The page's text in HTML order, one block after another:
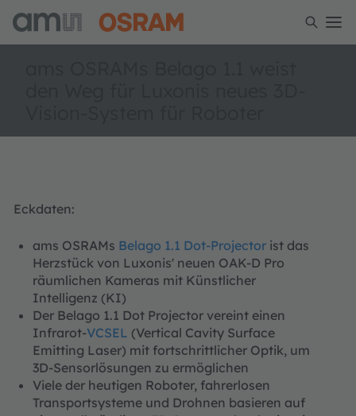
Eckdaten:
ams OSRAMs Belago 1.1 Dot-Projector ist das
Herzstück von Luxonis' neuen OAK-D Pro
räumlichen Kameras mit Künstlicher
Intelligenz (KI)
Der Belago 1.1 Dot Projector vereint einen
Infrarot-VCSEL (Vertical Cavity Surface
Emitting Laser) mit fortschrittlicher Optik, um
3D-Sensorlösungen zu ermöglichen
Viele der heutigen Roboter, fahrerlosen
Transportsysteme und Drohnen basieren auf